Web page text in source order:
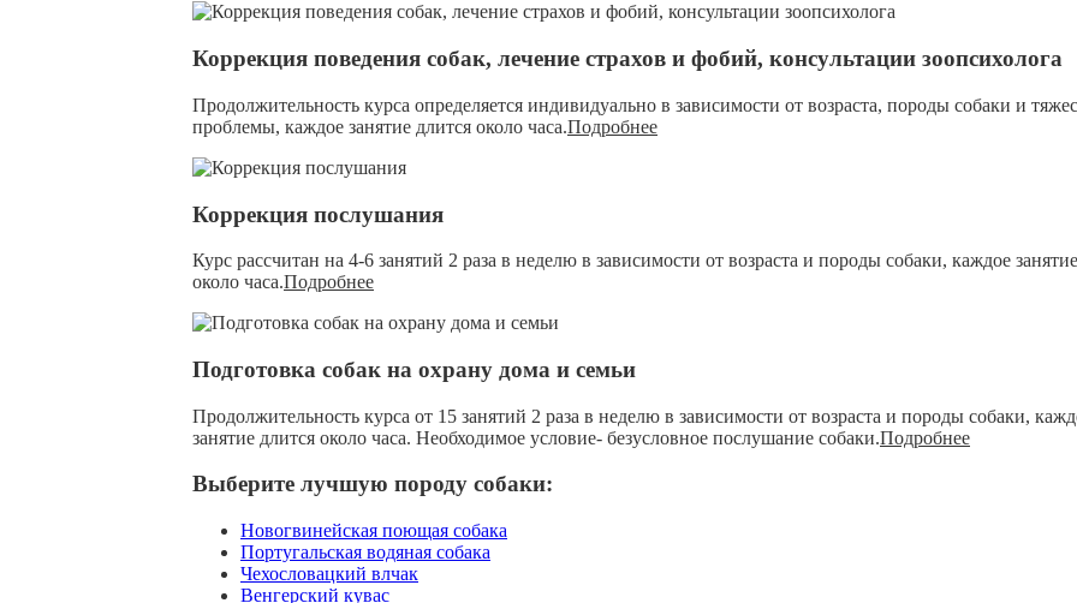
Коррекция поведения собак, лечение страхов и фобий, консультации зоопсихолога
Продолжительность курса определяется индивидуально в зависимости от возраста, породы собаки и
проблемы, каждое занятие длится около часа.Подробнее
Коррекция послушания
Курс рассчитан на 4-6 занятий 2 раза в неделю в зависимости от возраста и породы собаки, каждое
около часа.Подробнее
Подготовка собак на охрану дома и семьи
Продолжительность курса от 15 занятий 2 раза в неделю в зависимости от возраста и породы собаки,
занятие длится около часа. Необходимое условие- безусловное послушание собаки.Подробнее
Выберите лучшую породу собаки:
Новогвинейская поющая собака
Португальская водяная собака
Чехословацкий влчак
Венгерский кувас